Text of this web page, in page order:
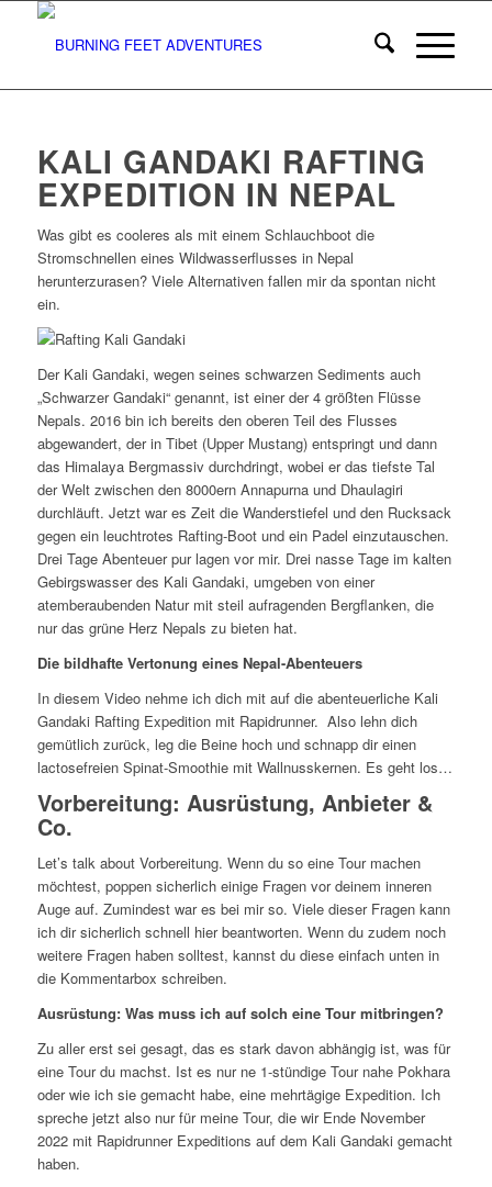
KALI GANDAKI RAFTING
EXPEDITION IN NEPAL
Was gibt es cooleres als mit einem Schlauchboot die
Stromschnellen eines Wildwasserflusses in Nepal
herunterzurasen? Viele Alternativen fallen mir da spontan nicht
ein.
Der Kali Gandaki, wegen seines schwarzen Sediments auch
„Schwarzer Gandaki“ genannt, ist einer der 4 größten Flüsse
Nepals. 2016 bin ich bereits den oberen Teil des Flusses
abgewandert, der in Tibet (Upper Mustang) entspringt und dann
das Himalaya Bergmassiv durchdringt, wobei er das tiefste Tal
der Welt zwischen den 8000ern Annapurna und Dhaulagiri
durchläuft. Jetzt war es Zeit die Wanderstiefel und den Rucksack
gegen ein leuchtrotes Rafting-Boot und ein Padel einzutauschen.
Drei Tage Abenteuer pur lagen vor mir. Drei nasse Tage im kalten
Gebirgswasser des Kali Gandaki, umgeben von einer
atemberaubenden Natur mit steil aufragenden Bergflanken, die
nur das grüne Herz Nepals zu bieten hat.
Die bildhafte Vertonung eines Nepal-Abenteuers
In diesem Video nehme ich dich mit auf die abenteuerliche Kali
Gandaki Rafting Expedition mit Rapidrunner. Also lehn dich
gemütlich zurück, leg die Beine hoch und schnapp dir einen
lactosefreien Spinat-Smoothie mit Wallnusskernen. Es geht los…
Vorbereitung: Ausrüstung, Anbieter &
Co.
Let’s talk about Vorbereitung. Wenn du so eine Tour machen
möchtest, poppen sicherlich einige Fragen vor deinem inneren
Auge auf. Zumindest war es bei mir so. Viele dieser Fragen kann
ich dir sicherlich schnell hier beantworten. Wenn du zudem noch
weitere Fragen haben solltest, kannst du diese einfach unten in
die Kommentarbox schreiben.
Ausrüstung: Was muss ich auf solch eine Tour mitbringen?
Zu aller erst sei gesagt, das es stark davon abhängig ist, was für
eine Tour du machst. Ist es nur ne 1-stündige Tour nahe Pokhara
oder wie ich sie gemacht habe, eine mehrtägige Expedition. Ich
spreche jetzt also nur für meine Tour, die wir Ende November
2022 mit Rapidrunner Expeditions auf dem Kali Gandaki gemacht
haben.